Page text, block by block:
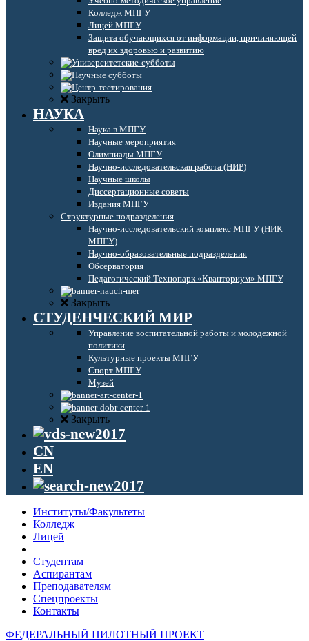
Колледж МПГУ
Лицей МПГУ
Защита обучающихся от информации, причиняющей
вред их здоровью и развитию
Закрыть
НАУКА
Наука в МПГУ
Научные мероприятия
Олимпиады МПГУ
Научно-исследовательская работа (НИР)
Научные школы
Диссертационные советы
Издания МПГУ
Структурные подразделения
Научно-исследовательский комплекс МПГУ (НИК
МПГУ)
Научно-образовательные подразделения
Обсерватория
Педагогический Технопарк «Кванториум» МПГУ
Закрыть
СТУДЕНЧЕСКИЙ МИР
Управление воспитательной работы и молодежной
политики
Культурные проекты МПГУ
Спорт МПГУ
Музей
Закрыть
CN
EN
Институты/Факультеты
Колледж
Лицей
|
Студентам
Аспирантам
Преподавателям
Спецпроекты
Контакты
ФЕДЕРАЛЬНЫЙ ПИЛОТНЫЙ ПРОЕКТ